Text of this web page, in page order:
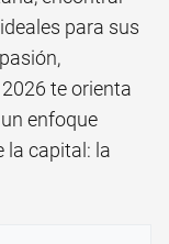
ideales para sus
te orienta
enfoque
la capital: la